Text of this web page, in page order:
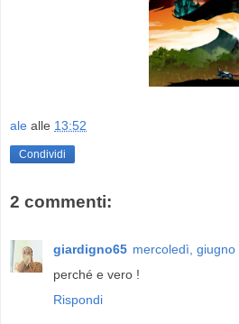
ale alle 13:52
Condividi
2 commenti:
giardigno65 mercoledì,
perché e vero !
Rispondi